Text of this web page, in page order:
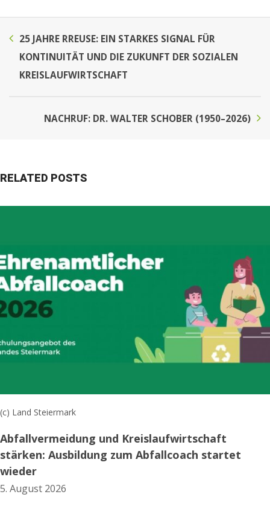
25 JAHRE RREUSE: EIN STARKES SIGNAL FÜR
KONTINUITÄT UND DIE ZUKUNFT DER SOZIALEN
KREISLAUFWIRTSCHAFT
NACHRUF: DR. WALTER SCHOBER (1950–2026)
RELATED POSTS
(c) Land Steiermark
Abfallvermeidung und Kreislaufwirtschaft
stärken: Ausbildung zum Abfallcoach startet
wieder
5. August 2026